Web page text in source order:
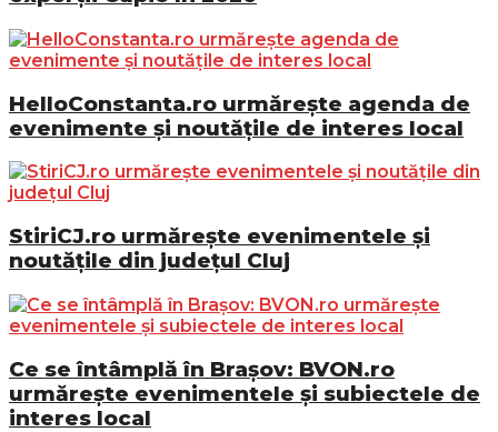
HelloConstanta.ro urmărește agenda de
evenimente și noutățile de interes local
StiriCJ.ro urmărește evenimentele și
noutățile din județul Cluj
Ce se întâmplă în Brașov: BVON.ro
urmărește evenimentele și subiectele de
interes local